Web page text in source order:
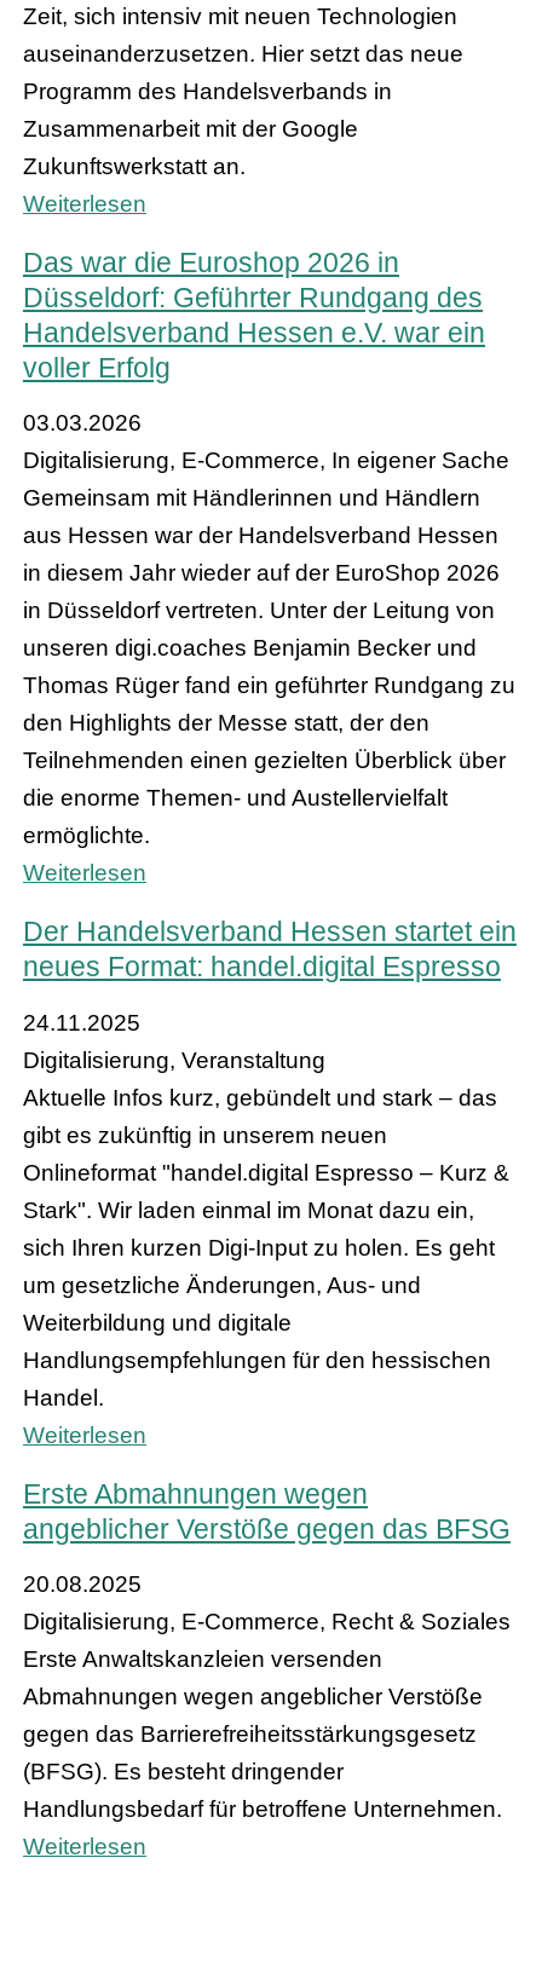
Zeit, sich intensiv mit neuen Technologien
auseinanderzusetzen. Hier setzt das neue
Programm des Handelsverbands in
Zusammenarbeit mit der Google
Zukunftswerkstatt an.
Weiterlesen
Das war die Euroshop 2026 in
Düsseldorf: Geführter Rundgang des
Handelsverband Hessen e.V. war ein
voller Erfolg
03.03.2026
Digitalisierung, E-Commerce, In eigener Sache
Gemeinsam mit Händlerinnen und Händlern
aus Hessen war der Handelsverband Hessen
in diesem Jahr wieder auf der EuroShop 2026
in Düsseldorf vertreten. Unter der Leitung von
unseren digi.coaches Benjamin Becker und
Thomas Rüger fand ein geführter Rundgang zu
den Highlights der Messe statt, der den
Teilnehmenden einen gezielten Überblick über
die enorme Themen- und Austellervielfalt
ermöglichte.
Weiterlesen
Der Handelsverband Hessen startet ein
neues Format: handel.digital Espresso
24.11.2025
Digitalisierung, Veranstaltung
Aktuelle Infos kurz, gebündelt und stark – das
gibt es zukünftig in unserem neuen
Onlineformat "handel.digital Espresso – Kurz &
Stark". Wir laden einmal im Monat dazu ein,
sich Ihren kurzen Digi-Input zu holen. Es geht
um gesetzliche Änderungen, Aus- und
Weiterbildung und digitale
Handlungsempfehlungen für den hessischen
Handel.
Weiterlesen
Erste Abmahnungen wegen
angeblicher Verstöße gegen das BFSG
20.08.2025
Digitalisierung, E-Commerce, Recht & Soziales
Erste Anwaltskanzleien versenden
Abmahnungen wegen angeblicher Verstöße
gegen das Barrierefreiheitsstärkungsgesetz
(BFSG). Es besteht dringender
Handlungsbedarf für betroffene Unternehmen.
Weiterlesen